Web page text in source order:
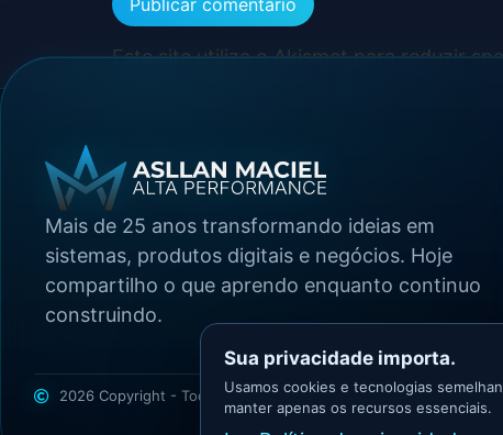
Este site utiliza o Akismet para reduzir
Mais de 25 anos transformando ideias em
sistemas, produtos digitais e negócios. Hoje
compartilho o que aprendo enquanto continuo
construindo.
2026 Copyright - Todos os direitos reservadosAsllan Maciel -
Sua privacidade importa.
Usamos cookies e tecnologias
manter apenas os recursos essenciais.